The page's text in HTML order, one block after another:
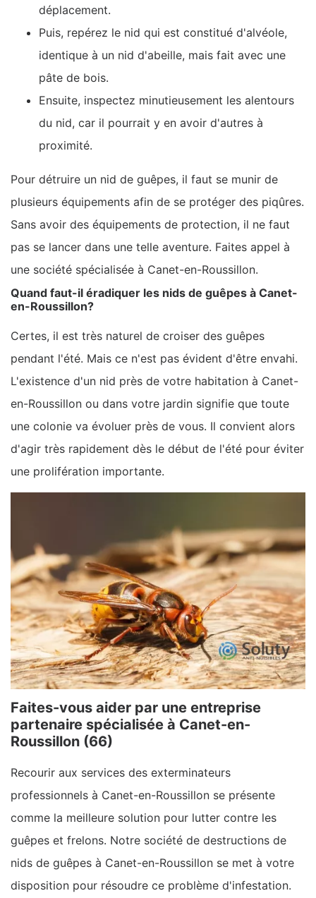
déplacement.
Puis, repérez le nid qui est constitué d'alvéole,
identique à un nid d'abeille, mais fait avec une
pâte de bois.
Ensuite, inspectez minutieusement les alentours
du nid, car il pourrait y en avoir d'autres à
proximité.
Pour détruire un nid de guêpes, il faut se munir de
plusieurs équipements afin de se protéger des piqûres.
Sans avoir des équipements de protection, il ne faut
pas se lancer dans une telle aventure. Faites appel à
une société spécialisée à Canet-en-Roussillon.
Quand faut-il éradiquer les nids de guêpes à Canet-
en-Roussillon?
Certes, il est très naturel de croiser des guêpes
pendant l'été. Mais ce n'est pas évident d'être envahi.
L'existence d'un nid près de votre habitation à Canet-
en-Roussillon ou dans votre jardin signifie que toute
une colonie va évoluer près de vous. Il convient alors
d'agir très rapidement dès le début de l'été pour éviter
une prolifération importante.
Faites-vous aider par une entreprise
partenaire spécialisée à Canet-en-
Roussillon (66)
Recourir aux services des exterminateurs
professionnels à Canet-en-Roussillon se présente
comme la meilleure solution pour lutter contre les
guêpes et frelons. Notre société de destructions de
nids de guêpes à Canet-en-Roussillon se met à votre
disposition pour résoudre ce problème d'infestation.